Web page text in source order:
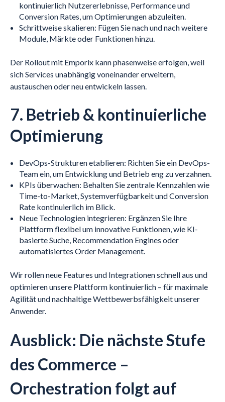
kontinuierlich Nutzererlebnisse, Performance und
Conversion Rates, um Optimierungen abzuleiten.
Schrittweise skalieren: Fügen Sie nach und nach weitere
Module, Märkte oder Funktionen hinzu.
Der Rollout mit Emporix kann phasenweise erfolgen, weil
sich Services unabhängig voneinander erweitern,
austauschen oder neu entwickeln lassen.
7. Betrieb & kontinuierliche
Optimierung
DevOps-Strukturen etablieren: Richten Sie ein DevOps-
Team ein, um Entwicklung und Betrieb eng zu verzahnen.
KPIs überwachen: Behalten Sie zentrale Kennzahlen wie
Time-to-Market, Systemverfügbarkeit und Conversion
Rate kontinuierlich im Blick.
Neue Technologien integrieren: Ergänzen Sie Ihre
Plattform flexibel um innovative Funktionen, wie KI-
basierte Suche, Recommendation Engines oder
automatisiertes Order Management.
Wir rollen neue Features und Integrationen schnell aus und
optimieren unsere Plattform kontinuierlich – für maximale
Agilität und nachhaltige Wettbewerbsfähigkeit unserer
Anwender.
Ausblick: Die nächste Stufe
des Commerce –
Orchestration folgt auf